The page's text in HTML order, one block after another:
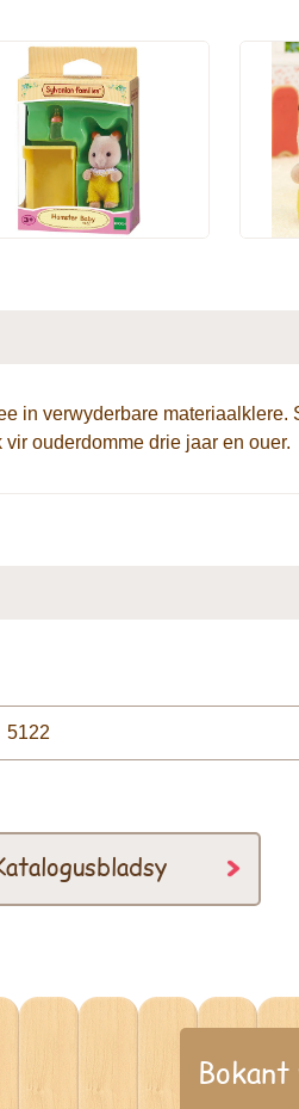
in verwyderbare materiaalklere.
ouderdomme drie jaar en ouer.
5122
Bokant